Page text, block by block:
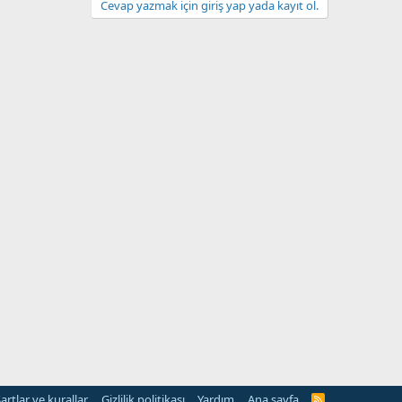
Cevap yazmak için giriş yap yada kayıt ol.
R